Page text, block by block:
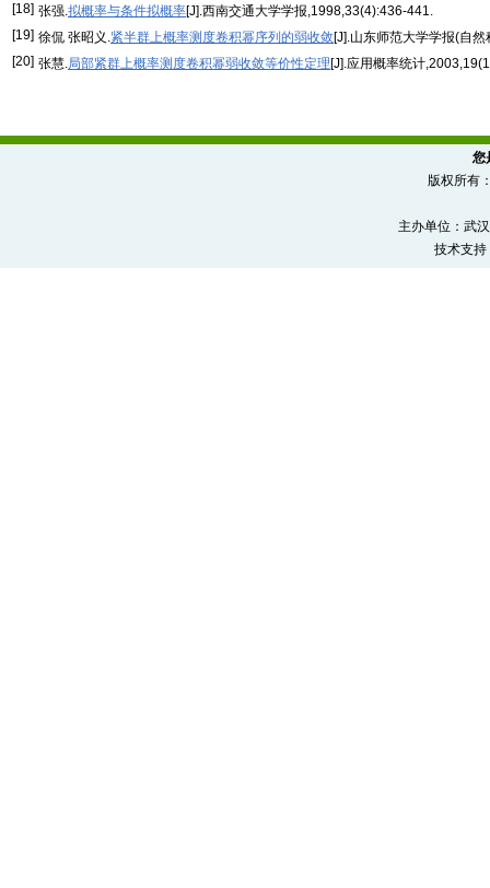
[18] 张强.拟概率与条件拟概率[J].西南交通大学学报,1998,33(4):436-441.
[19] 徐侃 张昭义.紧半群上概率测度卷积幂序列的弱收敛[J].山东师范大学学报(自
[20] 张慧.局部紧群上概率测度卷积幂弱收敛等价性定理[J].应用概率统计
您
版权所有
主办单位：武
技术支持